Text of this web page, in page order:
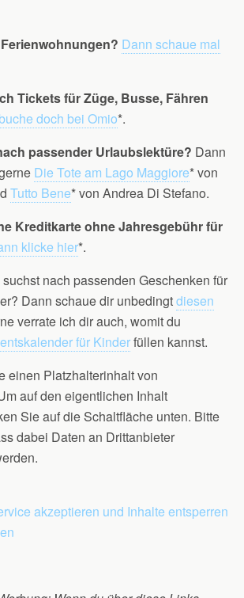
Dann schaue mal
Tickets für Züge, Busse, Fähren
doch bei Omio*.
passender Urlaubslektüre? Dann
Die Tote am Lago Maggiore* von
Tutto Bene* von Andrea Di Stefano.
Kreditkarte ohne Jahresgebühr für
klicke hier*.
suchst nach passenden Geschenken für
Dann schaue dir unbedingtdiesen
verrate ich dir auch, womit du
für Kinderfüllen kannst.
einen Platzhalterinhalt von
auf den eigentlichen Inhalt
Sie auf die Schaltfläche unten. Bitte
dabei Daten an Drittanbieter
akzeptieren und Inhalte entsperren